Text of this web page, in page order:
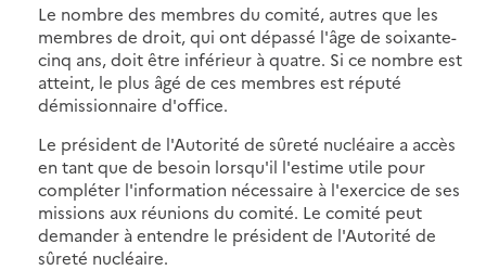
Le nombre des membres du comité, autres que les
membres de droit, qui ont dépassé l'âge de soixante-
cinq ans, doit être inférieur à quatre. Si ce nombre est
atteint, le plus âgé de ces membres est réputé
démissionnaire d'office.
Le président de l'Autorité de sûreté nucléaire a accès
en tant que de besoin lorsqu'il l'estime utile pour
compléter l'information nécessaire à l'exercice de ses
missions aux réunions du comité. Le comité peut
demander à entendre le président de l'Autorité de
sûreté nucléaire.